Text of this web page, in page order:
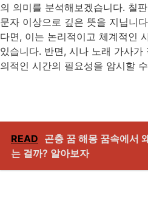
의 의미를 분석해보겠습니다. 칠
문자 이상으로 깊은 뜻을 지닙니
다면, 이는 논리적이고 체계적인
있습니다. 반면, 시나 노래 가사
의적인 시간의 필요성을 암시할
READ 곤충 꿈 해몽 꿈속에서
는 걸까? 알아보자